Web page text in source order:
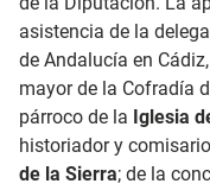
asistencia de la
de Andalucía en Cádiz,
mayor de la Cofradía
párroco de la Iglesia
historiador y
de la Sierra; de la